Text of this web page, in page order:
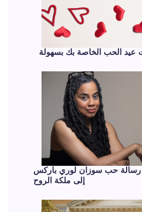
عيد الحب الخاصة بك بسهولة
رسالة حب سوزان لوري باركس
إلى ملكة الروح